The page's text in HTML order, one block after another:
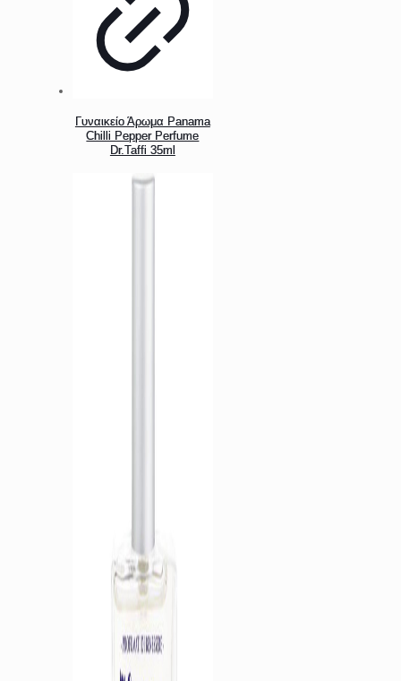
Γυναικείο Άρωμα Panama
Chilli Pepper Perfume
Dr.Taffi 35ml